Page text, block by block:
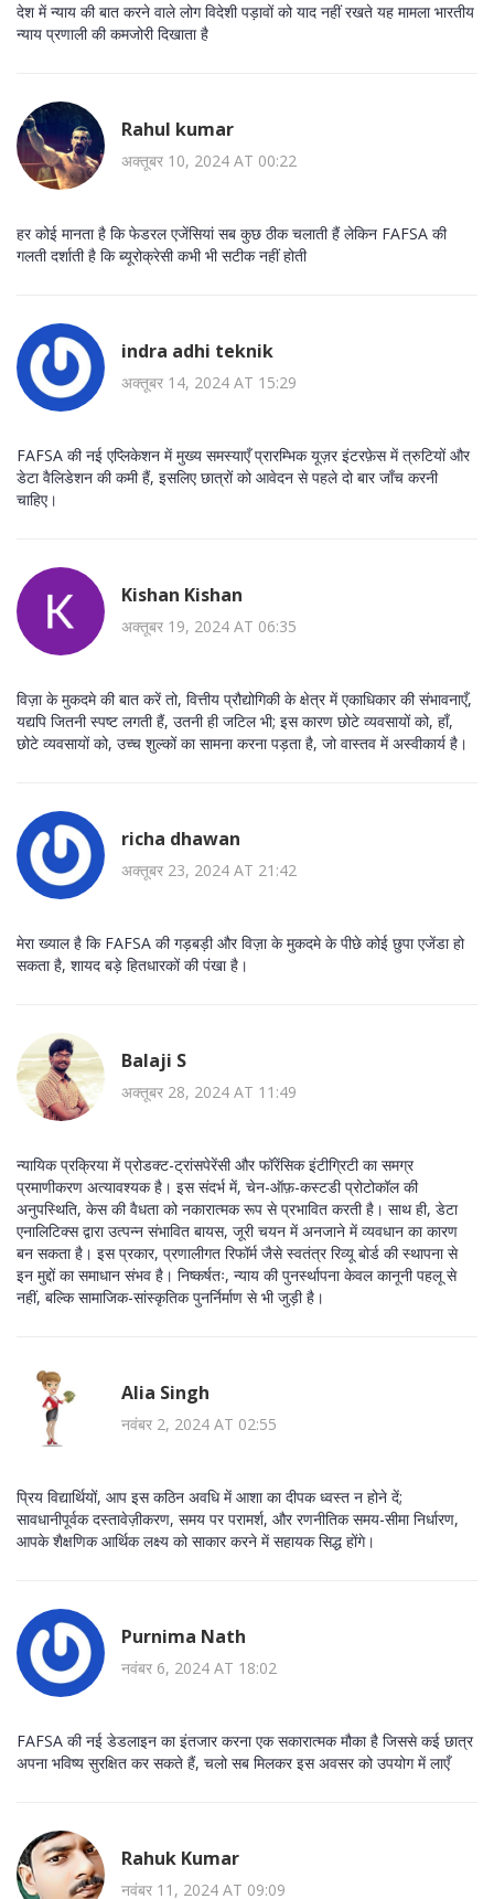
देश में न्याय की बात करने वाले लोग विदेशी पड़ावों को याद नहीं रखते यह मामला भारतीय
न्याय प्रणाली की कमजोरी दिखाता है
Rahul kumar
अक्तूबर 10, 2024 AT 00:22
हर कोई मानता है कि फेडरल एजेंसियां सब कुछ ठीक चलाती हैं लेकिन FAFSA की
गलती दर्शाती है कि ब्यूरोक्रेसी कभी भी सटीक नहीं होती
indra adhi teknik
अक्तूबर 14, 2024 AT 15:29
FAFSA की नई एप्लिकेशन में मुख्य समस्याएँ प्रारम्भिक यूज़र इंटरफ़ेस में त्रुटियों और
डेटा वैलिडेशन की कमी हैं, इसलिए छात्रों को आवेदन से पहले दो बार जाँच करनी
चाहिए।
Kishan Kishan
अक्तूबर 19, 2024 AT 06:35
विज़ा के मुकदमे की बात करें तो, वित्तीय प्रौद्योगिकी के क्षेत्र में एकाधिकार की संभावनाएँ,
यद्यपि जितनी स्पष्ट लगती हैं, उतनी ही जटिल भी; इस कारण छोटे व्यवसायों को, हाँ,
छोटे व्यवसायों को, उच्च शुल्कों का सामना करना पड़ता है, जो वास्तव में अस्वीकार्य है।
richa dhawan
अक्तूबर 23, 2024 AT 21:42
मेरा ख्याल है कि FAFSA की गड़बड़ी और विज़ा के मुकदमे के पीछे कोई छुपा एजेंडा हो
सकता है, शायद बड़े हितधारकों की पंखा है।
Balaji S
अक्तूबर 28, 2024 AT 11:49
न्यायिक प्रक्रिया में प्रोडक्ट-ट्रांसपेरेंसी और फॉरेंसिक इंटीग्रिटी का समग्र
प्रमाणीकरण अत्यावश्यक है। इस संदर्भ में, चेन-ऑफ़-कस्टडी प्रोटोकॉल की
अनुपस्थिति, केस की वैधता को नकारात्मक रूप से प्रभावित करती है। साथ ही, डेटा
एनालिटिक्स द्वारा उत्पन्न संभावित बायस, जूरी चयन में अनजाने में व्यवधान का कारण
बन सकता है। इस प्रकार, प्रणालीगत रिफॉर्म जैसे स्वतंत्र रिव्यू बोर्ड की स्थापना से
इन मुद्दों का समाधान संभव है। निष्कर्षतः, न्याय की पुनर्स्थापना केवल कानूनी पहलू से
नहीं, बल्कि सामाजिक-सांस्कृतिक पुनर्निर्माण से भी जुड़ी है।
Alia Singh
नवंबर 2, 2024 AT 02:55
प्रिय विद्यार्थियों, आप इस कठिन अवधि में आशा का दीपक ध्वस्त न होने दें;
सावधानीपूर्वक दस्तावेज़ीकरण, समय पर परामर्श, और रणनीतिक समय-सीमा निर्धारण,
आपके शैक्षणिक आर्थिक लक्ष्य को साकार करने में सहायक सिद्ध होंगे।
Purnima Nath
नवंबर 6, 2024 AT 18:02
FAFSA की नई डेडलाइन का इंतजार करना एक सकारात्मक मौका है जिससे कई छात्र
अपना भविष्य सुरक्षित कर सकते हैं, चलो सब मिलकर इस अवसर को उपयोग में लाएँ
Rahuk Kumar
नवंबर 11, 2024 AT 09:09